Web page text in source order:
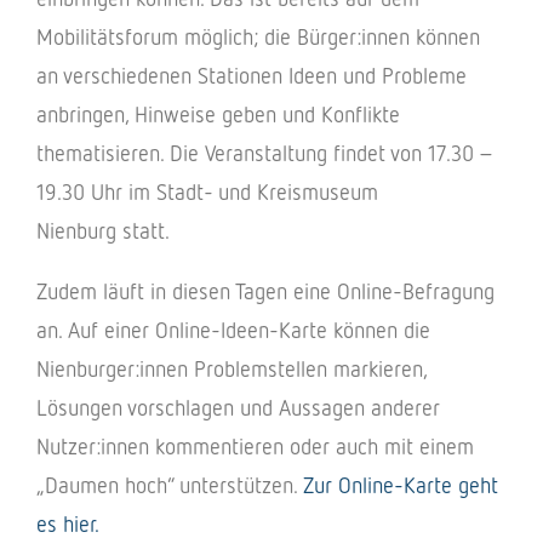
Mobi­li­täts­fo­rum möglich; die Bürger:innen können
an verschie­de­nen Statio­nen Ideen und Probleme
anbrin­gen, Hinweise geben und Konflikte
thema­ti­sie­ren. Die Veran­stal­tung findet von 17.30 –
19.30 Uhr im Stadt- und Kreis­mu­seum
Nien­burg statt.
Zudem läuft in diesen Tagen eine Online-Befra­gung
an. Auf einer Online-Ideen-Karte können die
Nienburger:innen Problem­stel­len markie­ren,
Lösun­gen vorschla­gen und Aussa­gen ande­rer
Nutzer:innen kommen­tie­ren oder auch mit einem
„Daumen hoch“ unter­stüt­zen. Zur Online-Karte geht
es hier.